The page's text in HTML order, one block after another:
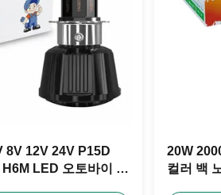
8V 12V 24V P15D
LED 오토바이 전
20W
컬러 백